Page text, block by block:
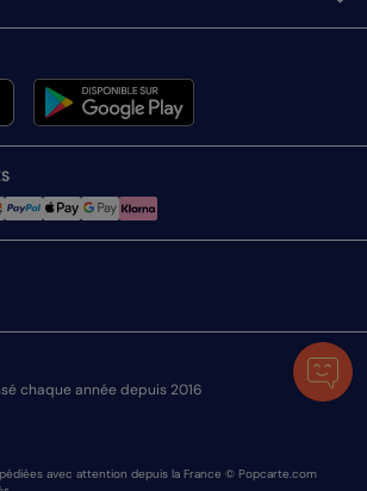
chaque année depuis 2016
avec attention depuis la France © Popcarte.com